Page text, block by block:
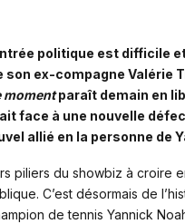
politique est difficile
son ex-compagne Valérie
momentparaît demain en
face à une nouvelle
allié en la personne de
piliers du showbiz à croire
C’est désormais de
de tennis Yannick